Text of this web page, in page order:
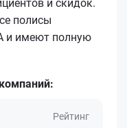
и скидок.
полисы
и имеют полную
Рейтинг